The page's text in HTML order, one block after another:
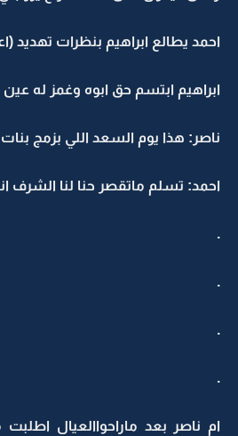
احمد يطالع ابراهيم بنظرات تهديد
ابراهيم ابتسم حق ابوه وغمز له عين
ناصر: هذا يوم السعد اللي بزمج
احمد: تسلم ماتقصر حنا لنا الشرف
.
.
.
.
ام ناصر بعد ماراحواالعيال اطلبت